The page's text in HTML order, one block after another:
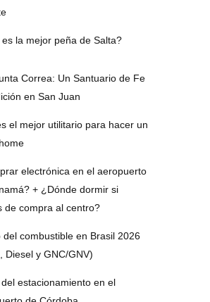
es la mejor peña de Salta?
Correa: Un Santuario de Fe
en San Juan
el mejor utilitario para hacer un
electrónica en el aeropuerto
+ ¿Dónde dormir si
de compra al centro?
del combustible en Brasil 2026
Diesel y GNC/GNV)
estacionamiento en el